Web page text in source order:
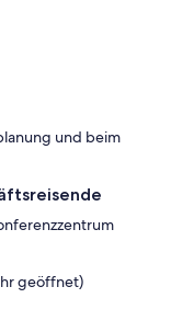
und beim
geöffnet)